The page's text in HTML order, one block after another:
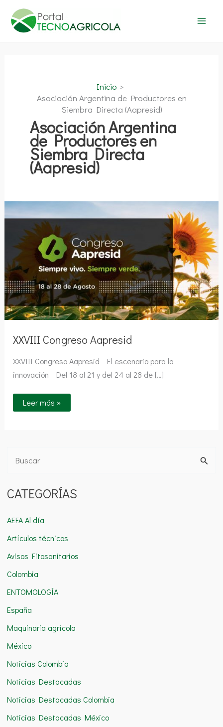
contenido
Inicio
Asociación Argentina de Productores en
Siembra Directa (Aapresid)
Asociación Argentina
de Productores en
Siembra Directa
(Aapresid)
XXVIII Congreso Aapresid
XXVIII Congreso Aapresid El escenario para la
innovación Del 18 al 21 y del 24 al 28 de […]
XXVIII
Congreso
Aapresid
Leer más »
s
a
r
p
o
r
:
CATEGORÍAS
AEFA Al día
Artículos técnicos
Avisos Fitosanitarios
Colombia
ENTOMOLOGÍA
España
Maquinaria agrícola
México
Noticias Colombia
Noticias Destacadas
Noticias Destacadas Colombia
Noticias Destacadas México